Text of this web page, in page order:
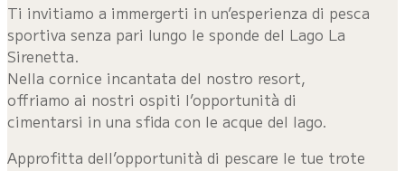
Ti invitiamo a immergerti in un’esperienza di pesca
sportiva senza pari lungo le sponde del Lago La
Sirenetta.
Nella cornice incantata del nostro resort,
offriamo ai nostri ospiti l’opportunità di
cimentarsi in una sfida con le acque del lago.
Approfitta dell’opportunità di pescare le tue trote